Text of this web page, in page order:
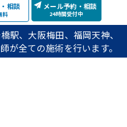
相談
料
メール予約・相談
24時間受付中
駅、大阪梅田、福岡天神、
が全ての施術を行います。